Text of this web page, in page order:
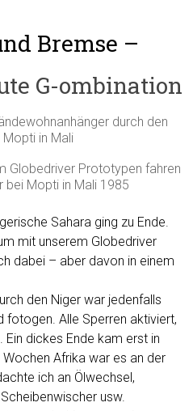
Bremse –
G-ombination
Globedriver Prototypen fahren
bei Mopti in Mali 1985
Sahara ging zu Ende.
mit unserem Globedriver
dabei – aber davon in einem
den Niger war jedenfalls
fotogen. Alle Sperren aktiviert,
Ein dickes Ende kam erst in
Afrika war es an der
ich an Ölwechsel,
usw.